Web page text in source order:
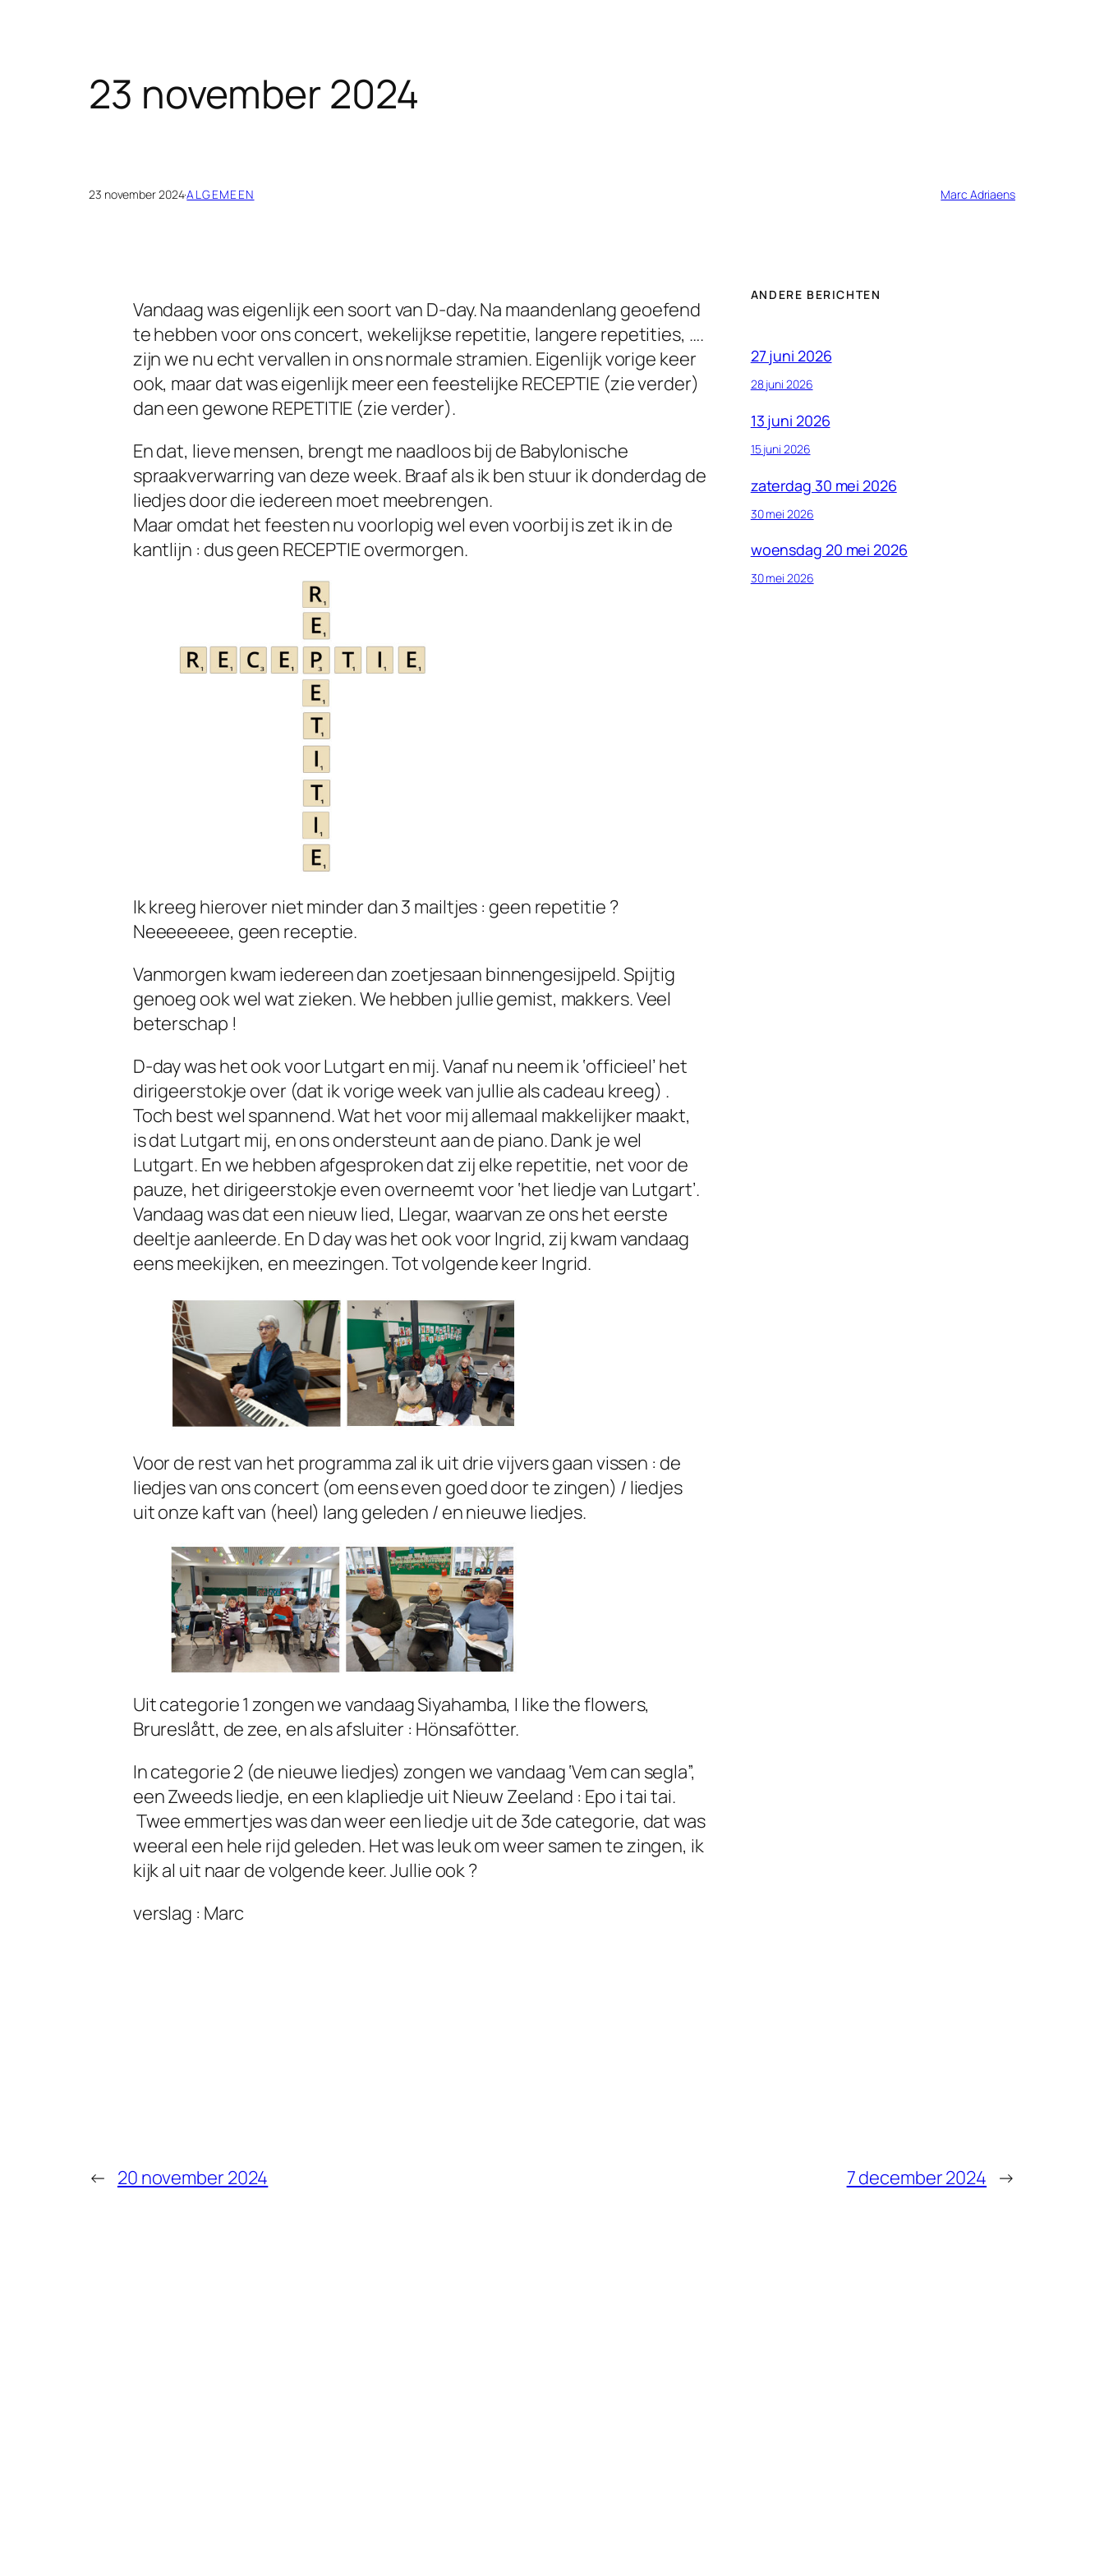
23 november 2024
23 november 2024·ALGEMEEN Marc Adriaens
Vandaag was eigenlijk een soort van D-day. Na maandenlang geoefend
te hebben voor ons concert, wekelijkse repetitie, langere repetities, ….
zijn we nu echt vervallen in ons normale stramien. Eigenlijk vorige keer
ook, maar dat was eigenlijk meer een feestelijke RECEPTIE (zie verder)
dan een gewone REPETITIE (zie verder).
En dat, lieve mensen, brengt me naadloos bij de Babylonische
spraakverwarring van deze week. Braaf als ik ben stuur ik donderdag de
liedjes door die iedereen moet meebrengen.
Maar omdat het feesten nu voorlopig wel even voorbij is zet ik in de
kantlijn : dus geen RECEPTIE overmorgen.
Ik kreeg hierover niet minder dan 3 mailtjes : geen repetitie ?
Neeeeeeee, geen receptie.
Vanmorgen kwam iedereen dan zoetjesaan binnengesijpeld. Spijtig
genoeg ook wel wat zieken. We hebben jullie gemist, makkers. Veel
beterschap !
D-day was het ook voor Lutgart en mij. Vanaf nu neem ik ‘officieel’ het
dirigeerstokje over (dat ik vorige week van jullie als cadeau kreeg) .
Toch best wel spannend. Wat het voor mij allemaal makkelijker maakt,
is dat Lutgart mij, en ons ondersteunt aan de piano. Dank je wel
Lutgart. En we hebben afgesproken dat zij elke repetitie, net voor de
pauze, het dirigeerstokje even overneemt voor ‘het liedje van Lutgart’.
Vandaag was dat een nieuw lied, Llegar, waarvan ze ons het eerste
deeltje aanleerde. En D day was het ook voor Ingrid, zij kwam vandaag
eens meekijken, en meezingen. Tot volgende keer Ingrid.
Voor de rest van het programma zal ik uit drie vijvers gaan vissen : de
liedjes van ons concert (om eens even goed door te zingen) / liedjes
uit onze kaft van (heel) lang geleden / en nieuwe liedjes.
Uit categorie 1 zongen we vandaag Siyahamba, I like the flowers,
Brureslått, de zee, en als afsluiter : Hönsafötter.
In categorie 2 (de nieuwe liedjes) zongen we vandaag ‘Vem can segla”,
een Zweeds liedje, en een klapliedje uit Nieuw Zeeland : Epo i tai tai.
Twee emmertjes was dan weer een liedje uit de 3de categorie, dat was
weeral een hele rijd geleden. Het was leuk om weer samen te zingen, ik
kijk al uit naar de volgende keer. Jullie ook ?
verslag : Marc
ANDERE BERICHTEN
27 juni 2026
28 juni 2026
13 juni 2026
15 juni 2026
zaterdag 30 mei 2026
30 mei 2026
woensdag 20 mei 2026
30 mei 2026
← 20 november 2024 7 december 2024 →